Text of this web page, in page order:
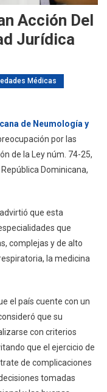
Acción Del
Jurídica
Médicas
de Neumología y
por las
de la Ley núm. 74-25,
Dominicana,
que esta
que
complejas y de alto
la medicina
el país cuente con un
que su
con criterios
que el ejercicio de
de complicaciones
tomadas